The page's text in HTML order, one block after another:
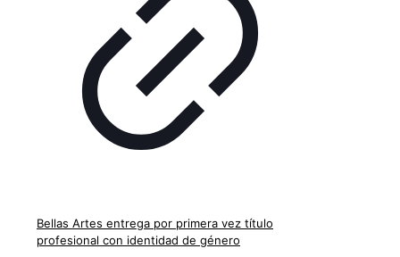
Bellas Artes entrega por primera vez título
profesional con identidad de género